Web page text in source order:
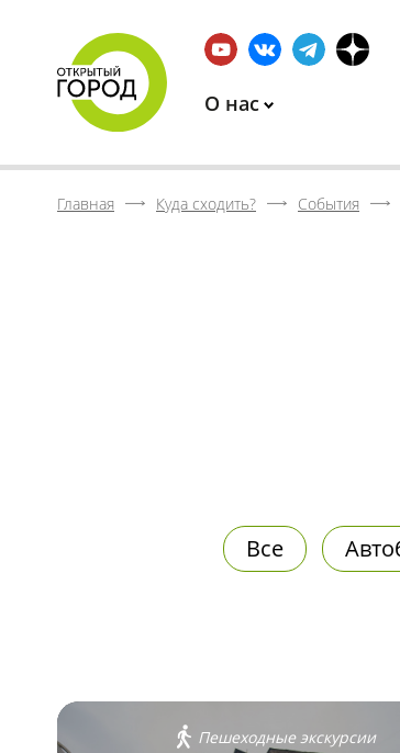
О нас
Главная Куда сходить? События
Все
Пешеходные экскурсии